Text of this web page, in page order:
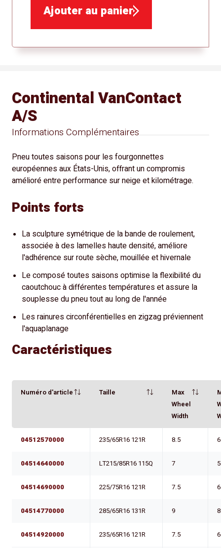
Ajouter au panier
Informations Complémentaires
Continental VanContact
A/S
Pneu toutes saisons pour les fourgonnettes
européennes aux États-Unis, offrant un compromis
amélioré entre performance sur neige et kilométrage.
Points forts
La sculpture symétrique de la bande de roulement,
associée à des lamelles haute densité, améliore
l'adhérence sur route sèche, mouillée et hivernale
Le composé toutes saisons optimise la flexibilité du
caoutchouc à différentes températures et assure la
souplesse du pneu tout au long de l'année
Les rainures circonférentielles en zigzag préviennent
l'aquaplanage
Caractéristiques
Numéro d'article Taille
Max
Wheel
Width
04512570000 235/65R16 121R 8.5
04514640000 LT215/85R16 115Q 7
04514690000 225/75R16 121R 7.5 6
04514770000 285/65R16 131R 9 8
04514920000 235/65R16 121R 7.5